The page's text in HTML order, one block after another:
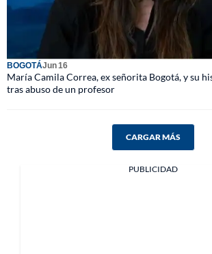
BOGOTÁJun 16
María Camila Correa, ex señorita Bogotá, y su
tras abuso de un profesor
CARGAR MÁS
PUBLICIDAD